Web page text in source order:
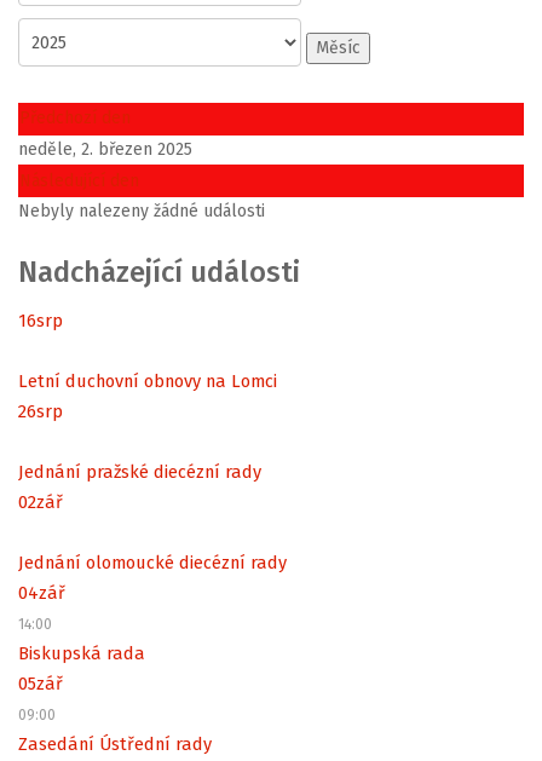
Měsíc
Předchozí den
neděle, 2. březen 2025
Následující den
Nebyly nalezeny žádné události
Nadcházející události
16srp
Letní duchovní obnovy na Lomci
26srp
Jednání pražské diecézní rady
02zář
Jednání olomoucké diecézní rady
04zář
14:00
Biskupská rada
05zář
09:00
Zasedání Ústřední rady